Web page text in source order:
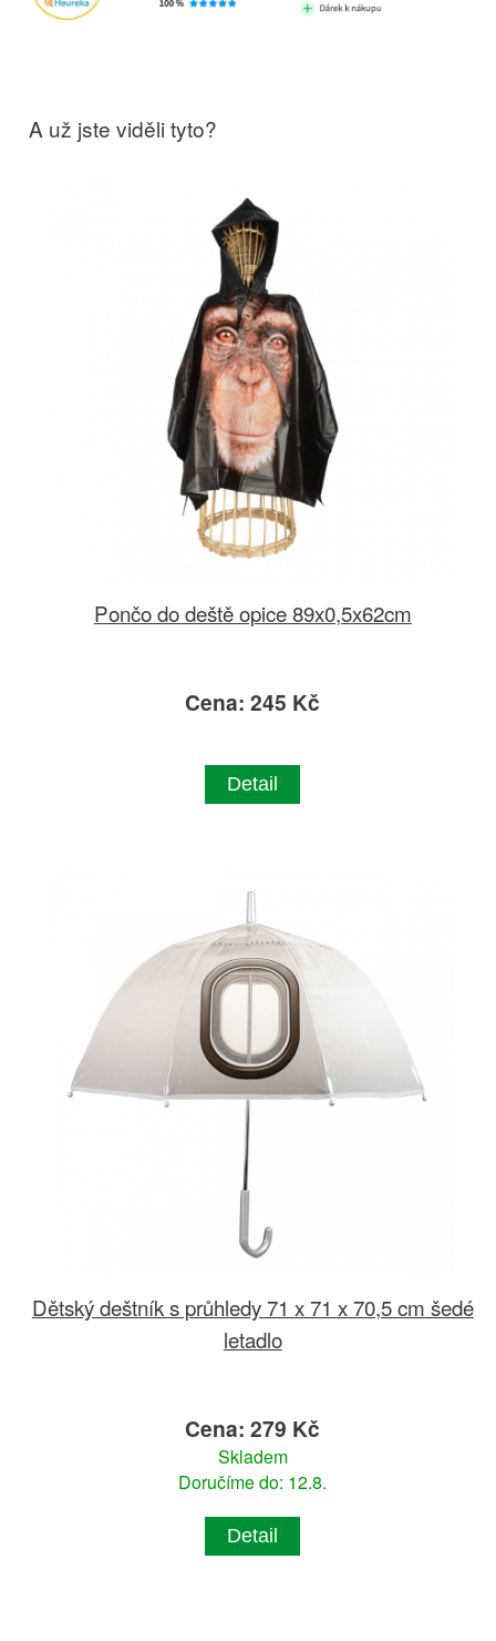
A už jste viděli tyto?
Pončo do deště opice 89x0,5x62cm
Cena: 245 Kč
Detail
Dětský deštník s průhledy 71 x 71 x 70,5 cm šedé
letadlo
Cena: 279 Kč
Skladem
Doručíme do: 12.8.
Detail